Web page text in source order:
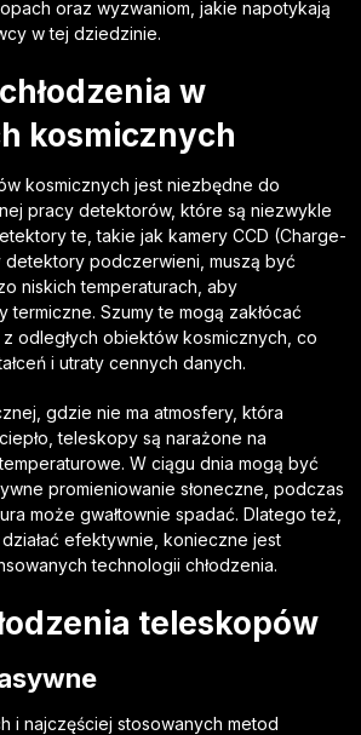
oraz wyzwaniom, jakie napotykają
w tej dziedzinie.
w
kosmicznych
kosmicznych jest niezbędne do
pracy detektorów, które są niezwykle
te, takie jak kamery CCD (Charge-
podczerwieni, muszą być
niskich temperaturach, aby
termiczne. Szumy te mogą zakłócać
odległych obiektów kosmicznych, co
i utraty cennych danych.
gdzie nie ma atmosfery, która
teleskopy są narażone na
W ciągu dnia mogą być
promieniowanie słoneczne, podczas
może gwałtownie spadać. Dlatego też,
efektywnie, konieczne jest
technologii chłodzenia.
teleskopów
i najczęściej stosowanych metod